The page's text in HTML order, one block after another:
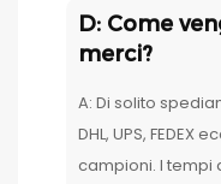
D: Come
merci?
A: Di solito
DHL, UPS, FEDEX
campioni. I tempi